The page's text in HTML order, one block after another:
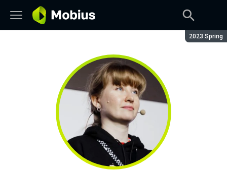
Сезон:
2023 Spring